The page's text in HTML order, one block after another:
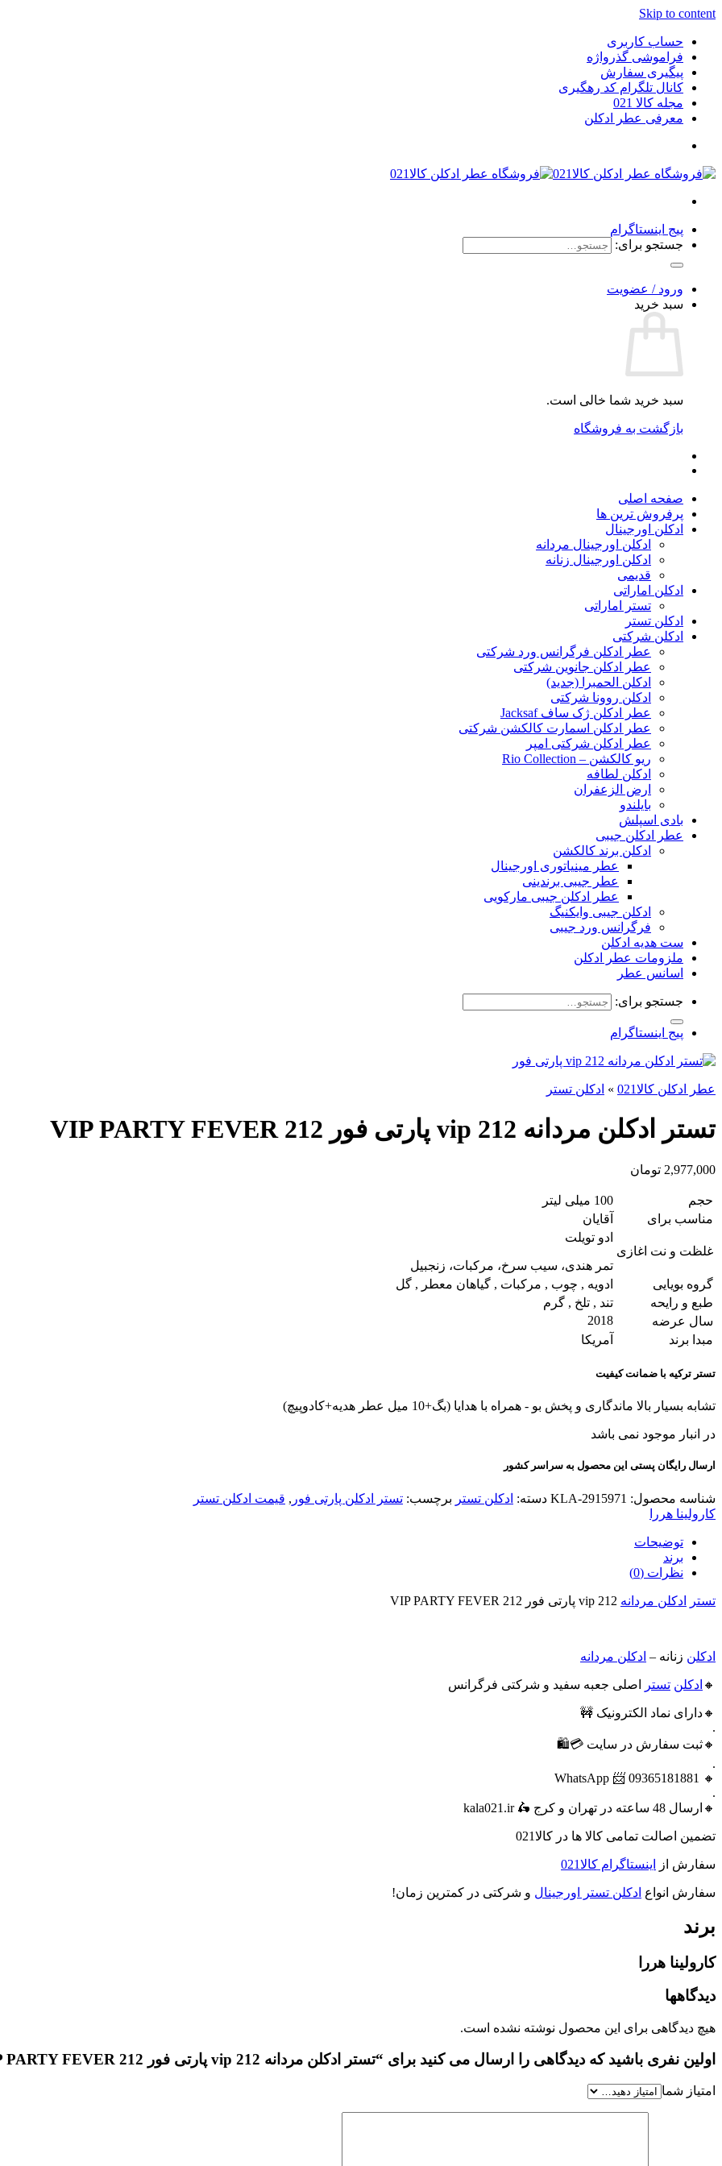
Skip to content
حساب کاربری
فراموشی گذرواژه
پیگیری سفارش
کانال تلگرام کد رهگیری
مجله کالا 021
معرفی عطر ادکلن
پیج اینستاگرام
جستجو برای:
ورود / عضویت
سبد خرید
سبد خرید شما خالی است.
بازگشت به فروشگاه
صفحه اصلی
پرفروش ترین ها
ادکلن اورجینال
ادکلن اورجینال مردانه
ادکلن اورجینال زنانه
قدیمی
ادکلن اماراتی
تستر اماراتی
ادکلن تستر
ادکلن شرکتی
عطر ادکلن فرگرانس ورد شرکتی
عطر ادکلن جانوین شرکتی
ادکلن الحمبرا (جدید)
ادکلن روونا شرکتی
عطر ادکلن ژک‌ ساف Jacksaf
عطر ادکلن اسمارت کالکشن شرکتی
عطر ادکلن شرکتی امپر
ریو کالکشن – Rio Collection
ادکلن لطافه
ارض الزعفران
بایلندو
بادی اسپلش
عطر ادکلن جیبی
ادکلن برند کالکشن
عطر مینیاتوری اورجینال
عطر جیبی برندینی
عطر ادکلن جیبی مارکویی
ادکلن جیبی وایکنیگ
فرگرانس ورد جیبی
ست هدیه ادکلن
ملزومات عطر ادکلن
اسانس عطر
جستجو برای:
پیج اینستاگرام
عطر ادکلن کالا021 » ادکلن تستر
تستر ادکلن مردانه 212 vip پارتی فور 212 VIP PARTY FEVER
2,977,000 تومان
حجم
100 میلی لیتر
مناسب برای
آقایان
غلظت و نت اغازی
ادو تویلت
تمر هندی، سیب سرخ، مرکبات، زنجبیل
گروه بویایی
ادویه , چوب , مرکبات , گیاهان معطر , گل
طبع و رایحه
تند , تلخ , گرم
سال عرضه
2018
مبدا برند
آمریکا
تستر ترکیه با ضمانت کیفیت
تشابه بسیار بالا ماندگاری و پخش بو - همراه با هدایا (بگ+10 میل عطر هدیه+کادوپیچ)
در انبار موجود نمی باشد
ارسال رایگان پستی این محصول به سراسر کشور
شناسه محصول: KLA-2915971 دسته: ادکلن تستر برچسب: تستر ادکلن پارتی فور , قیمت ادکلن تستر
کارولینا هررا
توضیحات
برند
نظرات (0)
تستر ادکلن مردانه
ادکلن زنانه – ادکلن مردانه
🔸 ادکلن تستر اصلی جعبه سفید و شرکتی فرگرانس
🔸دارای نماد الکترونیک 🚧
.
🔸ثبت سفارش در سایت 💳🛍
.
🔸 09365181881 📨 WhatsApp
.
🔸ارسال 48 ساعته در تهران و کرج 🛵 kala021.ir
تضمین اصالت تمامی کالا ها در کالا021
سفارش از اینستاگرام کالا021
سفارش انواع ادکلن تستر اورجینال و شرکتی در کمترین زمان!
برند
کارولینا هررا
دیدگاهها
هیچ دیدگاهی برای این محصول نوشته نشده است.
اولین نفری باشید که دیدگاهی را ارسال می کنید برای “تستر ادکلن مردانه 212 vip پارتی فور 212 VIP PARTY FEVER”
امتیاز شما